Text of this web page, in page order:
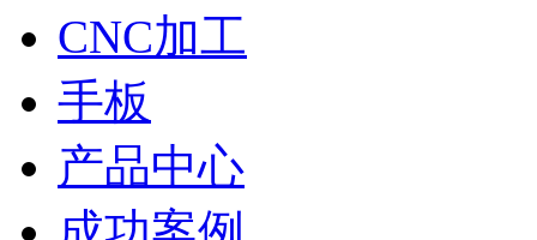
CNC加工
手板
产品中心